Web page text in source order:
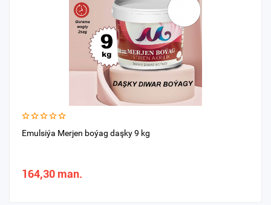
Emulsiýa Merjen boýag daşky 9 kg
164,30 man.